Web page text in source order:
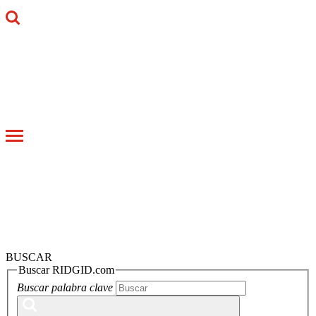
Toggle
BUSCAR
Buscar RIDGID.com
Buscar palabra clave